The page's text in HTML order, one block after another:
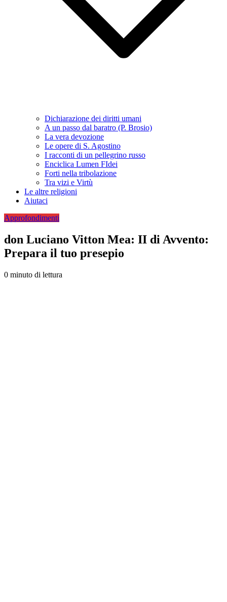
Dichiarazione dei diritti umani
A un passo dal baratro (P. Brosio)
La vera devozione
Le opere di S. Agostino
I racconti di un pellegrino russo
Enciclica Lumen FIdei
Forti nella tribolazione
Tra vizi e Virtù
Le altre religioni
Aiutaci
Approfondimenti
don Luciano Vitton Mea: II di Avvento:
Prepara il tuo presepio
0 minuto di lettura